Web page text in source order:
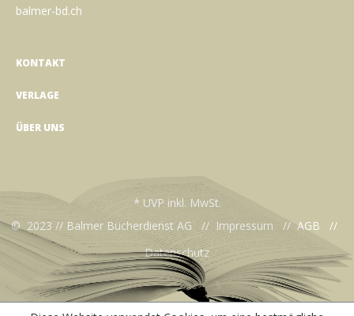
balmer-bd.ch
KONTAKT
VERLAGE
ÜBER UNS
* UVP inkl. MwSt.
© 2023 // Balmer Bücherdienst AG // Impressum // AGB //
Datenschutz